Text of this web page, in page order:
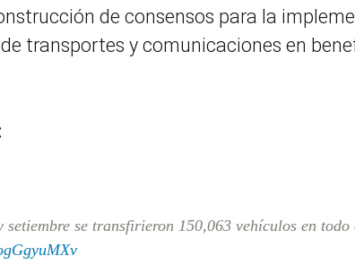
de consensos para la
transportes y comunicaciones en
setiembre se transfirieron 150,063 vehículos en